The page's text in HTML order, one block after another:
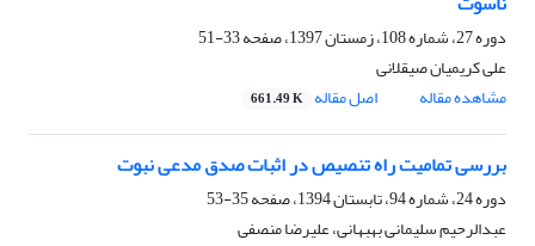
دوره 27، شماره 108، زمستان 1397، صفحه
33-51
علی کریمیان صیقلانی
مشاهده مقاله
اصل مقاله 661.49 K
بررسی تمامیت راه تنصیص در اثبات صدق مدعی نبوت
دوره 24، شماره 94، تابستان 1394، صفحه
35-53
عبدالرحیم سلیمانی بهبهانی، علیرضا منصفی